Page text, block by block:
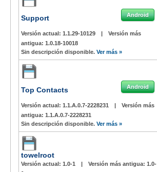
Support Android
Versión actual: 1.1.29-10129 |
Versión más
antigua: 1.0.18-10018
Sin descripción disponible. Ver más »
Top Contacts Android
Versión actual: 1.1.A.0.7-2228231 |
Versión más
antigua: 1.1.A.0.7-2228231
Sin descripción disponible. Ver más »
towelroot
Versión actual: 1.0-1 | Versión más antigua: 1.0-